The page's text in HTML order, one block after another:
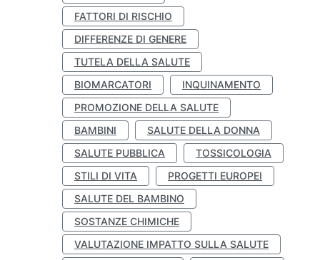
FATTORI DI RISCHIO
DIFFERENZE DI GENERE
TUTELA DELLA SALUTE
BIOMARCATORI
INQUINAMENTO
PROMOZIONE DELLA SALUTE
BAMBINI
SALUTE DELLA DONNA
SALUTE PUBBLICA
TOSSICOLOGIA
STILI DI VITA
PROGETTI EUROPEI
SALUTE DEL BAMBINO
SOSTANZE CHIMICHE
VALUTAZIONE IMPATTO SULLA SALUTE